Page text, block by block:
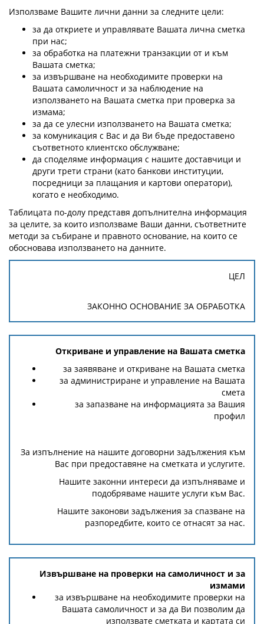
Използваме Вашите лични данни за следните цели:
за да откриете и управлявате Вашата лична сметка
при нас;
за обработка на платежни транзакции от и към
Вашата сметка;
за извършване на необходимите проверки на
Вашата самоличност и за наблюдение на
използването на Вашата сметка при проверка за
измама;
за да се улесни използването на Вашата сметка;
за комуникация с Вас и да Ви бъде предоставено
съответното клиентско обслужване;
да споделяме информация с нашите доставчици и
други трети страни (като банкови институции,
посредници за плащания и картови оператори),
когато е необходимо.
Таблицата по-долу представя допълнителна информация
за целите, за които използваме Ваши данни, съответните
методи за събиране и правното основание, на които се
обосновава използването на данните.
ЦЕЛ
ЗАКОННО ОСНОВАНИЕ ЗА ОБРАБОТКА
Откриване и управление на Вашата сметка
за заявяване и откриване на Вашата сметка
за администриране и управление на Вашата
смета
за запазване на информацията за Вашия
профил
За изпълнение на нашите договорни задължения към
Вас при предоставяне на сметката и услугите.
Нашите законни интереси да изпълняваме и
подобряваме нашите услуги към Вас.
Нашите законови задължения за спазване на
разпоредбите, които се отнасят за нас.
Извършване на проверки на самоличност и за
измами
за извършване на необходимите проверки на
Вашата самоличност и за да Ви позволим да
използвате сметката и картата си